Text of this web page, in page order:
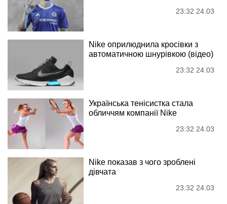
23:32 24.03
Nike оприлюднила кросівки з
автоматичною шнурівкою (відео)
23:32 24.03
Українська тенісистка стала
обличчям компанії Nike
23:32 24.03
Nike показав з чого зроблені
дівчата
23:32 24.03